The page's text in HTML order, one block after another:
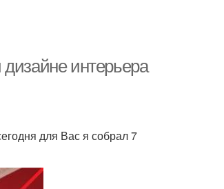
интерьера
для Вас я собрал 7